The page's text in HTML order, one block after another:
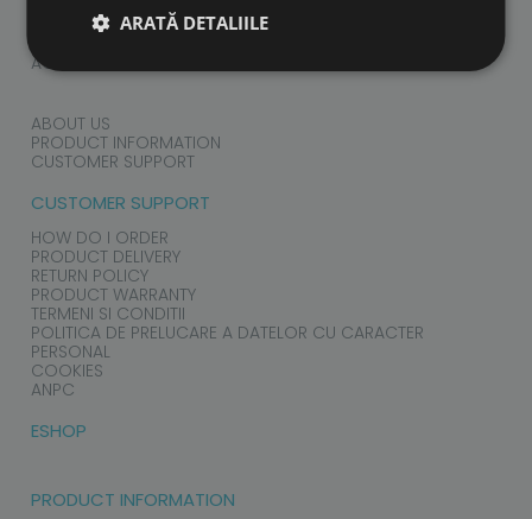
CHILDREN
ACCESORIES
ABOUT US
PRODUCT INFORMATION
CUSTOMER SUPPORT
CUSTOMER SUPPORT
HOW DO I ORDER
PRODUCT DELIVERY
RETURN POLICY
PRODUCT WARRANTY
TERMENI SI CONDITII
POLITICA DE PRELUCARE A DATELOR CU CARACTER
PERSONAL
COOKIES
ANPC
ESHOP
PRODUCT INFORMATION
ARATĂ DETALIILE